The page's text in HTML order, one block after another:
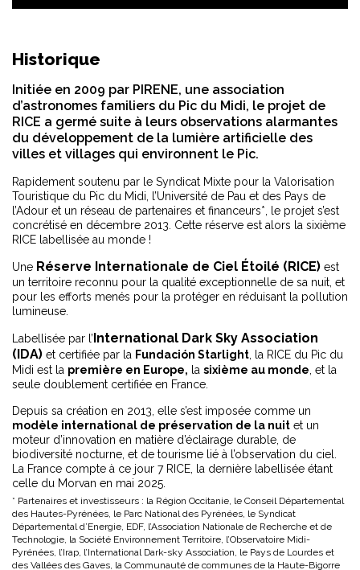
Historique
Initiée en 2009 par PIRENE, une association
d’astronomes familiers du Pic du Midi, le projet de
RICE a germé suite à leurs observations alarmantes
du développement de la lumière artificielle des
villes et villages qui environnent le Pic.
Rapidement soutenu par le Syndicat Mixte pour la Valorisation
Touristique du Pic du Midi, l’Université de Pau et des Pays de
l’Adour et un réseau de partenaires et financeurs*, le projet s’est
concrétisé en décembre 2013. Cette réserve est alors la sixième
RICE labellisée au monde !
Une Réserve Internationale de Ciel Étoilé (RICE) est
un territoire reconnu pour la qualité exceptionnelle de sa nuit, et
pour les efforts menés pour la protéger en réduisant la pollution
lumineuse.
Labellisée par l’International Dark Sky Association
(IDA) et certifiée par la Fundación Starlight , la RICE du Pic du
Midi est la première en Europe, la sixième au monde , et la
seule doublement certifiée en France.
Depuis sa création en 2013, elle s’est imposée comme un
modèle international de préservation de la nuit et un
moteur d’innovation en matière d’éclairage durable, de
biodiversité nocturne, et de tourisme lié à l’observation du ciel.
La France compte à ce jour 7 RICE, la dernière labellisée étant
celle du Morvan en mai 2025.
* Partenaires et investisseurs : la Région Occitanie, le Conseil Départemental
des Hautes-Pyrénées, le Parc National des Pyrénées, le Syndicat
Départemental d’Energie, EDF, l’Association Nationale de Recherche et de
Technologie, la Société Environnement Territoire, l’Observatoire Midi-
Pyrénées, l’Irap, l’International Dark-sky Association, le Pays de Lourdes et
des Vallées des Gaves, la Communauté de communes de la Haute-Bigorre